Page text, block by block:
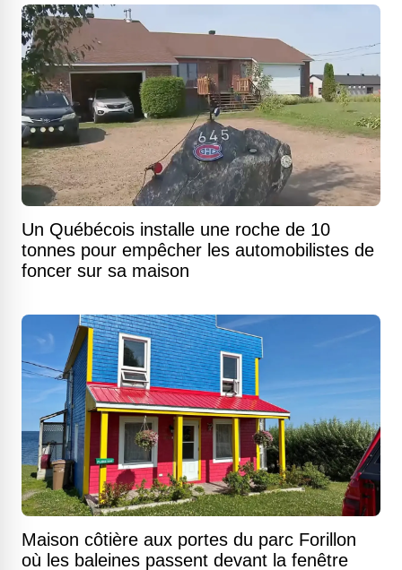
Un Québécois installe une roche de 10
tonnes pour empêcher les automobilistes de
foncer sur sa maison
Maison côtière aux portes du parc Forillon
où les baleines passent devant la fenêtre